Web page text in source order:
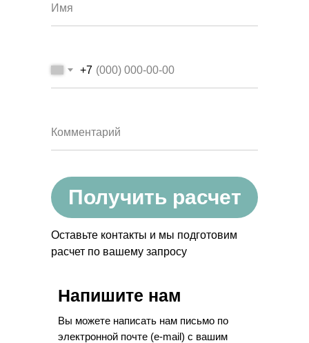
+7
Получить расчет
Оставьте контакты и мы подготовим
расчет по вашему запросу
Напишите нам
Вы можете написать нам письмо по
электронной почте (e-mail) с вашим